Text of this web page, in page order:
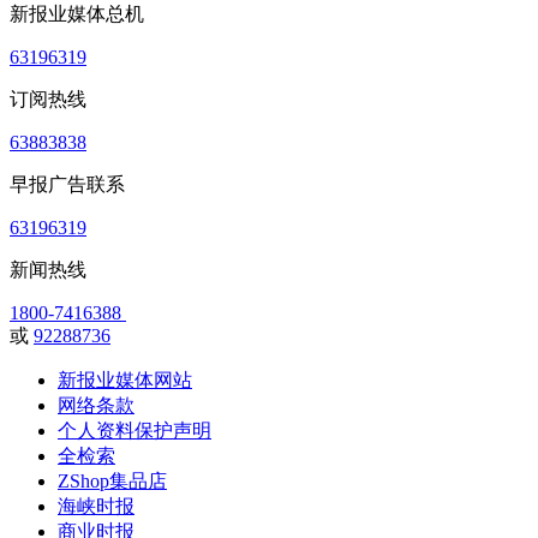
新报业媒体总机
63196319
订阅热线
63883838
早报广告联系
63196319
新闻热线
1800-7416388
或 92288736
新报业媒体网站
网络条款
个人资料保护声明
全检索
ZShop集品店
海峡时报
商业时报